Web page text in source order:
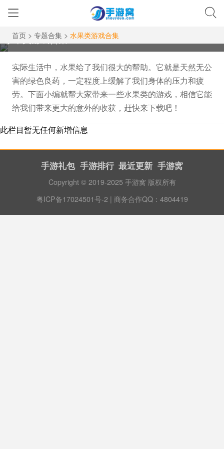
首页 > 专题合集 > 水果类游戏合集
水果类游戏合集
实际生活中，水果给了我们很大的帮助。它就是天然无公
害的绿色良药，一定程度上缓解了我们身体的压力和疲
劳。下面小编就帮大家带来一些水果类的游戏，相信它能
给我们带来更大的意外的收获，赶快来下载吧！
此栏目暂无任何新增信息
手游礼包 手游排行 最近更新 手游窝
Copyright © 2019-2025 手游窝 版权所有
粤ICP备17024501号-2 | 商务合作QQ：4804419